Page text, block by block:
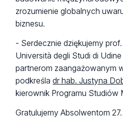
zrozumienie globalnych
biznesu.
- Serdecznie dziękujemy
Università degli Studi di
partnerom zaangażowanym
podkreśladr hab. Justyna
kierownik Programu Studiów
Gratulujemy Absolwentom